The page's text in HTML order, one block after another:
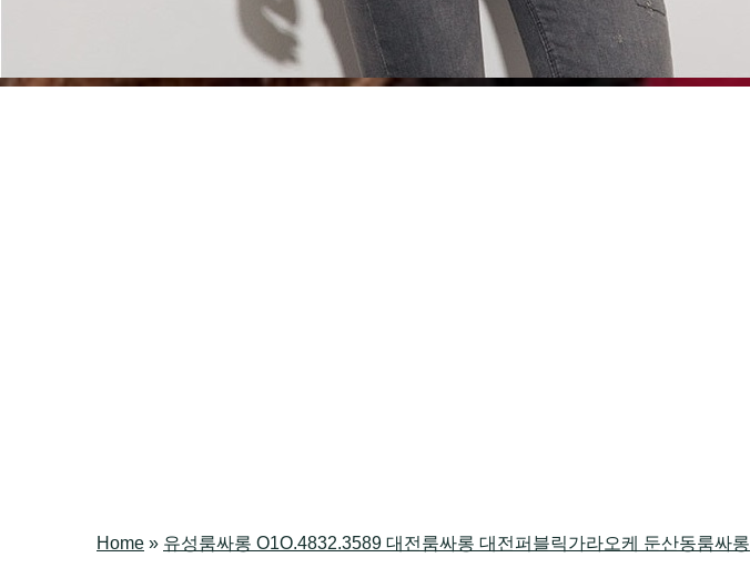
Home » 유성룸싸롱 O1O.4832.3589 대전룸싸롱 대전퍼블릭가라오케 둔산동룸싸롱